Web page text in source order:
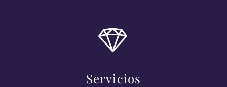
Servicios